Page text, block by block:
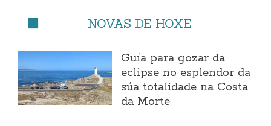
NOVAS DE HOXE
Guía para gozar da
eclipse no esplendor da
súa totalidade na Costa
da Morte